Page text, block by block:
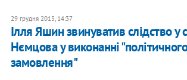
29 грудня 2015, 14:37
Ілля Яшин звинуватив слідство у
Нємцова у виконанні
замовлення"